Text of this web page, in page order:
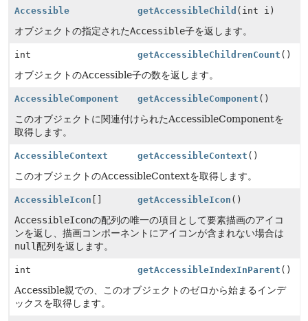
Accessible getAccessibleChild (int i)
オブジェクトの指定されたAccessible子を返します。
int getAccessibleChildrenCount ()
オブジェクトのAccessible子の数を返します。
AccessibleComponent getAccessibleComponent ()
このオブジェクトに関連付けられたAccessibleComponentを
取得します。
AccessibleContext getAccessibleContext ()
このオブジェクトのAccessibleContextを取得します。
AccessibleIcon getAccessibleIcon ()
AccessibleIconの配列の唯一の項目として要素描画のアイコ
ンを返し、描画コンポーネントにアイコンが含まれない場合は
null配列を返します。
int getAccessibleIndexInParent ()
Accessible親での、このオブジェクトのゼロから始まるインデ
ックスを取得します。